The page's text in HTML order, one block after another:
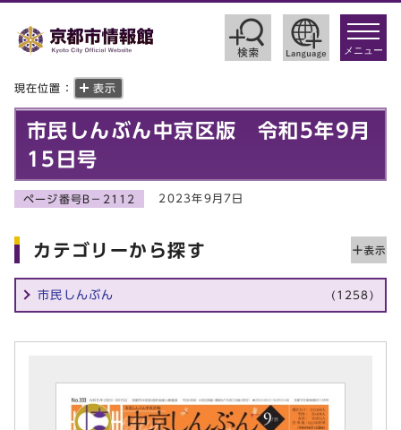
toggle
メニュー
現在位置： 表示
市民しんぶん中京区版 令和5年9月
15日号
ページ番号B－2112 2023年9月7日
カテゴリーから探す
市民しんぶん (1258)